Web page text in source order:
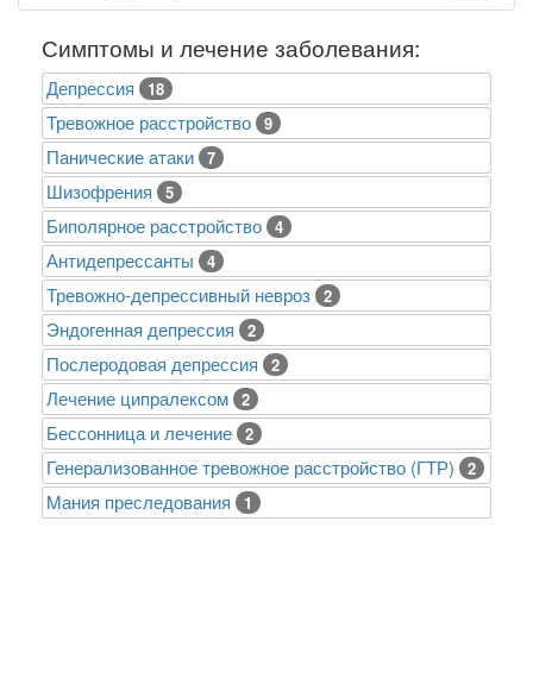
Симптомы и лечение заболевания:
Депрессия 18
Тревожное расстройство 9
Панические атаки 7
Шизофрения 5
Биполярное расстройство 4
Антидепрессанты 4
Тревожно-депрессивный невроз 2
Эндогенная депрессия 2
Послеродовая депрессия 2
Лечение ципралексом 2
Бессонница и лечение 2
Генерализованное тревожное расстройство (ГТР) 2
Mания преследования 1